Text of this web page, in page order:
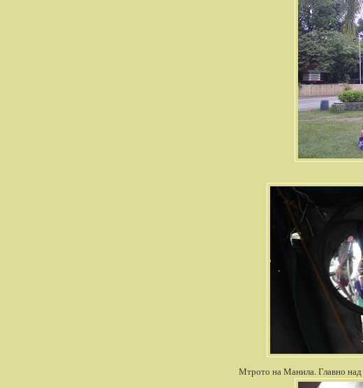
Мтрото на Манила. Главно над